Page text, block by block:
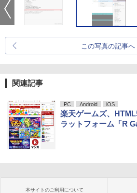
この写真の記事へ
関連記事
PC Android iOS
楽天ゲームズ、
ラットフォーム「R
本サイトのご利用について